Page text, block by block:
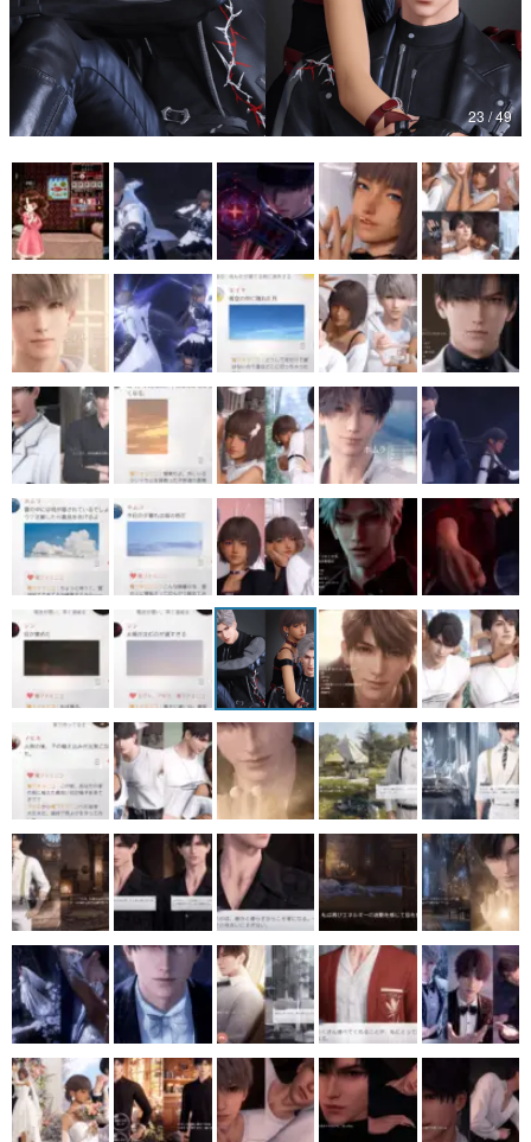
カテゴリ
特集記事
マンガ
女性向け
アプリレビュー
その他
電ファミニコゲーマーとは？
運営：株式会社マレ
23 / 49